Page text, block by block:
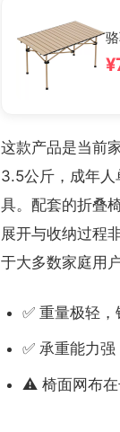
这款产品是当前
3.5公斤，成年
具。配套的折叠
展开与收纳过程
于大多数家庭用
✅ 重量极轻
✅ 承重能力
⚠️ 椅面网布在